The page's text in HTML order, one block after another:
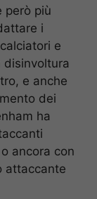
però più
i
e
disinvoltura
e anche
dei
ha
ancora con
attaccante